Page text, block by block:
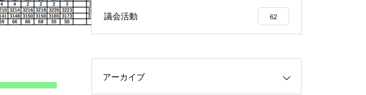
議会活動 62
アーカイブ